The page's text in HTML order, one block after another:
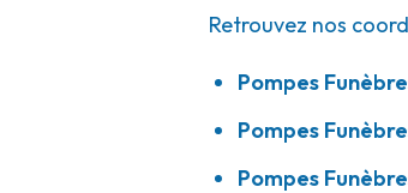
Retrouvez nos
Pompes
Pompes
Pompes